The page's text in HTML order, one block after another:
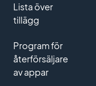
Lista över
tillägg
Program för
återförsäljare
av appar